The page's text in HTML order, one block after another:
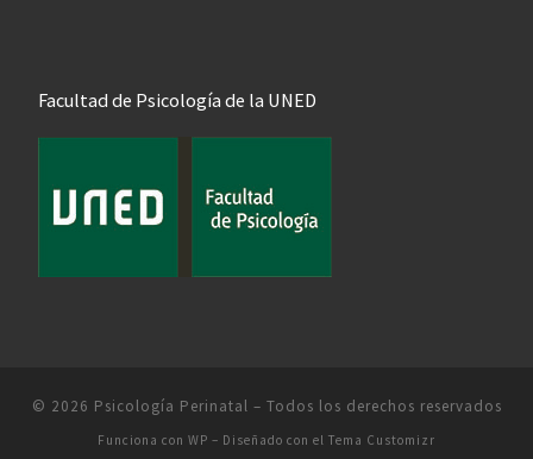
Facultad de Psicología de la UNED
© 2026 Psicología Perinatal – Todos los derechos reservados
Funciona con WP – Diseñado con el Tema Customizr